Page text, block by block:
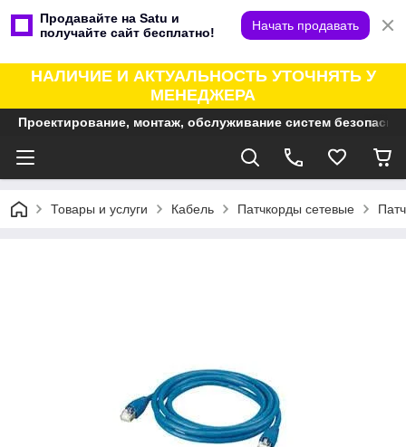
Продавайте на Satu и
получайте сайт бесплатно!
Начать продавать
НАЛИЧИЕ И АКТУАЛЬНОСТЬ УТОЧНЯТЬ У
МЕНЕДЖЕРА
Проектирование, монтаж, обслуживание систем
Товары и услуги Кабель Патчкорды сетевые